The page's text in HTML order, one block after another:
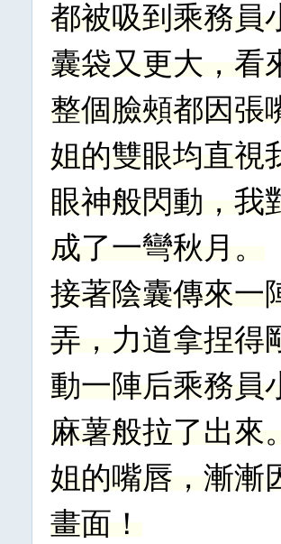
都被吸到乘務員
囊袋又更大，看
整個臉頰都因張
姐的雙眼均直視
眼神般閃動，我
成了一彎秋月。
接著陰囊傳來一
弄，力道拿捏得
動一陣后乘務員
麻薯般拉了出來
姐的嘴唇，漸漸
畫面！